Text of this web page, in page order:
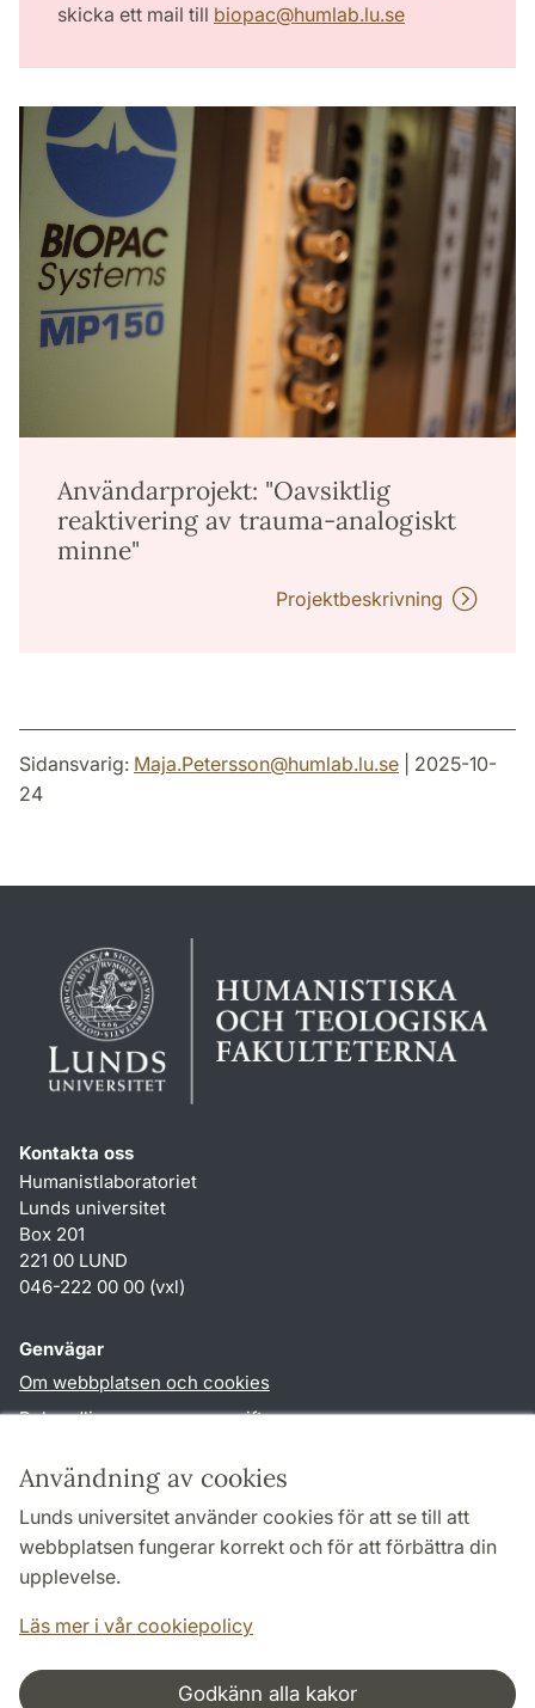
Användning av cookies
Lunds universitet använder cookies för att se till att
webbplatsen fungerar korrekt och för att förbättra din
upplevelse.
Läs mer i vår cookiepolicy
Godkänn alla kakor
skicka ett mail till biopac@humlab.lu.se
Användarprojekt: "Oavsiktlig
reaktivering av trauma-analogiskt
minne"
Projektbeskrivning
Sidansvarig: Maja.Petersson@humlab.lu.se | 2025-10-
24
Kontakta oss
Humanistlaboratoriet
Lunds universitet
Box 201
221 00 LUND
046-222 00 00 (vxl)
Genvägar
Om webbplatsen och cookies
Behandling av personuppgifter
TYPO3-login
Följ oss i sociala medier
LinkedIn